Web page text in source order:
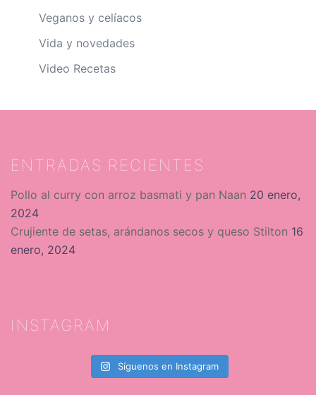
Veganos y celíacos
Vida y novedades
Video Recetas
ENTRADAS RECIENTES
Pollo al curry con arroz basmati y pan Naan 20 enero,
2024
Crujiente de setas, arándanos secos y queso Stilton 16
enero, 2024
INSTAGRAM
Síguenos en Instagram